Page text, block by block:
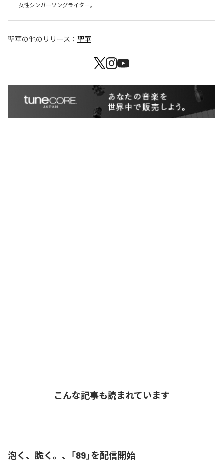
女性シンガーソングライター。
聖華の他のリリース： 聖華
こんな記事も読まれています
泡く、脆く。、「89」を配信開始